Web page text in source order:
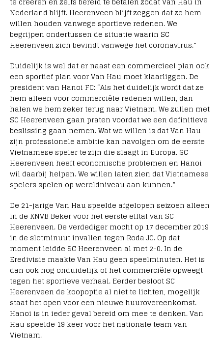
Nederland blijft. Heerenveen blijft zeggen dat ze hem
willen houden vanwege sportieve redenen. We
begrijpen ondertussen de situatie waarin SC
Heerenveen zich bevindt vanwege het coronavirus.”
Duidelijk is wel dat er naast een commercieel plan ook
een sportief plan voor Van Hau moet klaarliggen. De
president van Hanoi FC: “Als het duidelijk wordt dat ze
hem alleen voor commerciële redenen willen, dan
halen we hem zeker terug naar Vietnam. We zullen met
SC Heerenveen gaan praten voordat we een definitieve
beslissing gaan nemen. Wat we willen is dat Van Hau
zijn professionele ambitie kan navolgen om de eerste
Vietnamese speler te zijn die slaagt in Europa. SC
Heerenveen heeft economische problemen en Hanoi
wil daarbij helpen. We willen laten zien dat Vietnamese
spelers spelen op wereldniveau aan kunnen.”
De 21-jarige Van Hau speelde afgelopen seizoen alleen
in de KNVB Beker voor het eerste elftal van SC
Heerenveen. De verdediger mocht op 17 december 2019
in de slotminuut invallen tegen Roda JC. Op dat
moment leidde SC Heerenveen al met 2-0. In de
Eredivisie maakte Van Hau geen speelminuten. Het is
dan ook nog onduidelijk of het commerciële opweegt
tegen het sportieve verhaal. Eerder besloot SC
Heerenveen de koopoptie al niet te lichten, mogelijk
staat het open voor een nieuwe huurovereenkomst.
Hanoi is in ieder geval bereid om mee te denken. Van
Hau speelde 19 keer voor het nationale team van
Vietnam.